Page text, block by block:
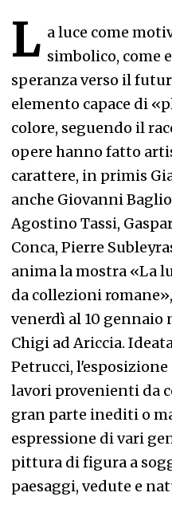
L a luce come
simbolico, come
speranza verso il
elemento capace di
colore, seguendo il
opere hanno fatto
carattere, in primis
anche Giovanni
Agostino Tassi,
Conca, Pierre
anima la mostra «La
da collezioni
venerdì al 10 gennaio
Chigi ad Ariccia.
Petrucci,
lavori provenienti da
gran parte inediti o
espressione di vari
pittura di figura a
paesaggi, vedute e